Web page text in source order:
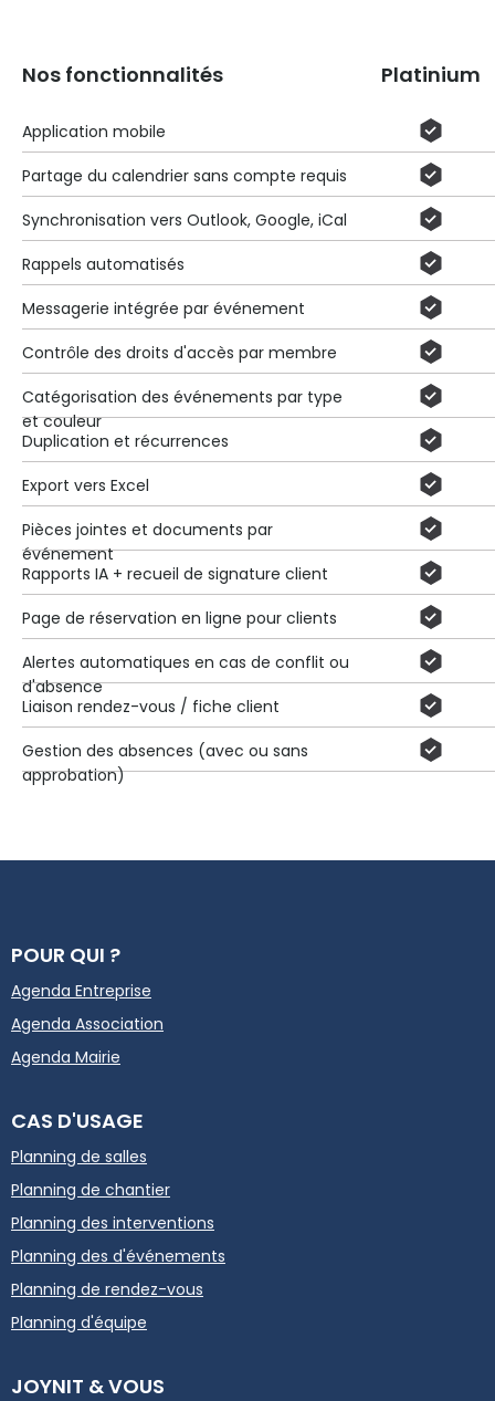
Nos fonctionnalités Platinium
Application mobile
Partage du calendrier sans compte requis
Synchronisation vers Outlook, Google, iCal
Rappels automatisés
Messagerie intégrée par événement
Contrôle des droits d'accès par membre
Catégorisation des événements par type
et couleur
Duplication et récurrences
Export vers Excel
Pièces jointes et documents par
événement
Rapports IA + recueil de signature client
Page de réservation en ligne pour clients
Alertes automatiques en cas de conflit ou
d'absence
Liaison rendez-vous / fiche client
Gestion des absences (avec ou sans
approbation)
POUR QUI ?
Agenda Entreprise
Agenda Association
Agenda Mairie
CAS D'USAGE
Planning de salles
Planning de chantier
Planning des interventions
Planning des d'événements
Planning de rendez-vous
Planning d'équipe
JOYNIT & VOUS